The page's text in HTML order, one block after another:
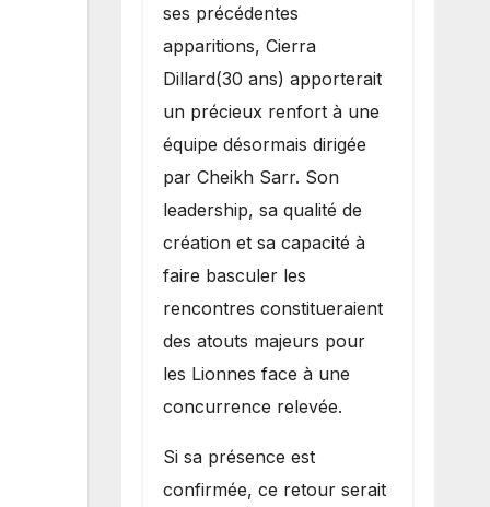
ses précédentes
apparitions, Cierra
Dillard(30 ans) apporterait
un précieux renfort à une
équipe désormais dirigée
par Cheikh Sarr. Son
leadership, sa qualité de
création et sa capacité à
faire basculer les
rencontres constitueraient
des atouts majeurs pour
les Lionnes face à une
concurrence relevée.
Si sa présence est
confirmée, ce retour serait